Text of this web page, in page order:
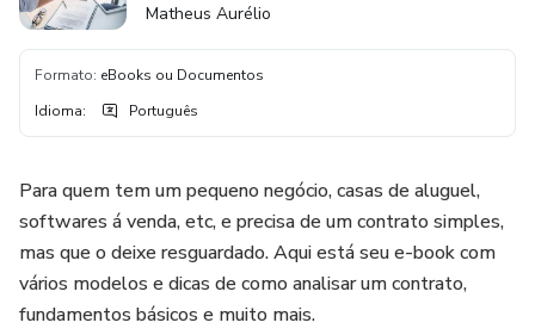
Matheus Aurélio
Formato: eBooks ou Documentos
Idioma: Português
Para quem tem um pequeno negócio, casas de aluguel,
softwares á venda, etc, e precisa de um contrato simples,
mas que o deixe resguardado. Aqui está seu e-book com
vários modelos e dicas de como analisar um contrato,
fundamentos básicos e muito mais.